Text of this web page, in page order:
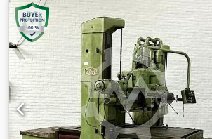
mm, DETALLES TÉCNICOS Tipo de
Orientación: Horizontal Corte a inglete: Sí
corte (material redondo): 360 mm
sierra: 4.640 mm Ancho de la hoja de
de la hoja de sierra: 1,1 mm DETALLES
Sistema de control: Programación
Aftorf Sujeción de la pieza: Hidráulica
Peso para el transporte: 1.500 kg
transporte: 1 unidad EQUIPAMIENTO